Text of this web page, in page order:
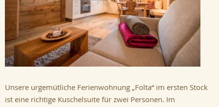
Unsere urgemütliche Ferienwohnung „Folta“ im ersten Stock
ist eine richtige Kuschelsuite für zwei Personen. Im